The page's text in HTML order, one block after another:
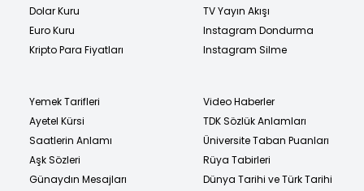
Dolar Kuru
Euro Kuru
Kripto Para Fiyatları
TV Yayın Akışı
Instagram Dondurma
Instagram Silme
Yemek Tarifleri
Ayetel Kürsi
Saatlerin Anlamı
Aşk Sözleri
Günaydın Mesajları
Video Haberler
TDK Sözlük Anlamları
Üniversite Taban Puanları
Rüya Tabirleri
Dünya Tarihi ve Türk Tarihi